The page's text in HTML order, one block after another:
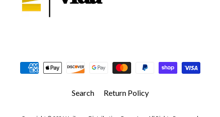
Search Return Policy